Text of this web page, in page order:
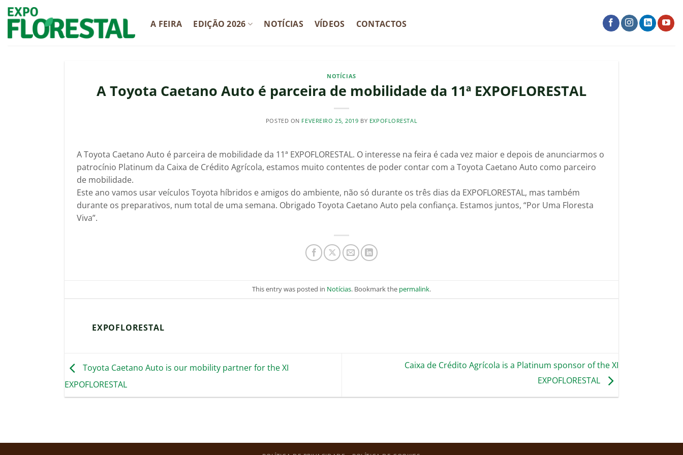
Skip
content
A FEIRA EDIÇÃO 2026 NOTÍCIAS VÍDEOS CONTACTOS
NOTÍCIAS
A Toyota Caetano Auto é parceira de mobilidade da 11ª EXPOFLORESTAL
POSTED ON FEVEREIRO 25, 2019 BY EXPOFLORESTAL
A Toyota Caetano Auto é parceira de mobilidade da 11ª EXPOFLORESTAL. O interesse na feira é cada vez maior e depois de anunciarmos o
patrocínio Platinum da Caixa de Crédito Agrícola, estamos muito contentes de poder contar com a Toyota Caetano Auto como parceiro
de mobilidade.
Este ano vamos usar veículos Toyota híbridos e amigos do ambiente, não só durante os três dias da EXPOFLORESTAL, mas também
durante os preparativos, num total de uma semana. Obrigado Toyota Caetano Auto pela confiança. Estamos juntos, “Por Uma Floresta
Viva”.
This entry was posted in Notícias. Bookmark the permalink.
EXPOFLORESTAL
Toyota Caetano Auto is our mobility partner for the XI
EXPOFLORESTAL
Caixa de Crédito Agrícola is a Platinum sponsor of the XI
EXPOFLORESTAL